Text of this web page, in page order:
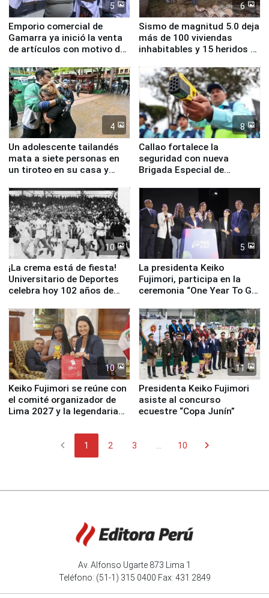
5
Emporio comercial de
Gamarra ya inició la venta
de artículos con motivo de
6
Sismo de magnitud 5.0 deja
más de 100 viviendas
inhabitables y 15 heridos en
4
Un adolescente tailandés
mata a siete personas en
un tiroteo en su casa y
8
Callao fortalece la
seguridad con nueva
Brigada Especial de
equipamiento para
Serenazgo
10
¡La crema está de fiesta!
Universitario de Deportes
celebra hoy 102 años de
5
La presidenta Keiko
Fujimori, participa en la
ceremonia “One Year To Go
10
Keiko Fujimori se reúne con
el comité organizador de
Lima 2027 y la legendaria
11
Presidenta Keiko Fujimori
asiste al concurso
ecuestre “Copa Junín”
chevron_left 1 2 3 10 chevron_right
Av. Alfonso Ugarte 873 Lima 1
Teléfono: (51-1) 315 0400 Fax: 431 2849